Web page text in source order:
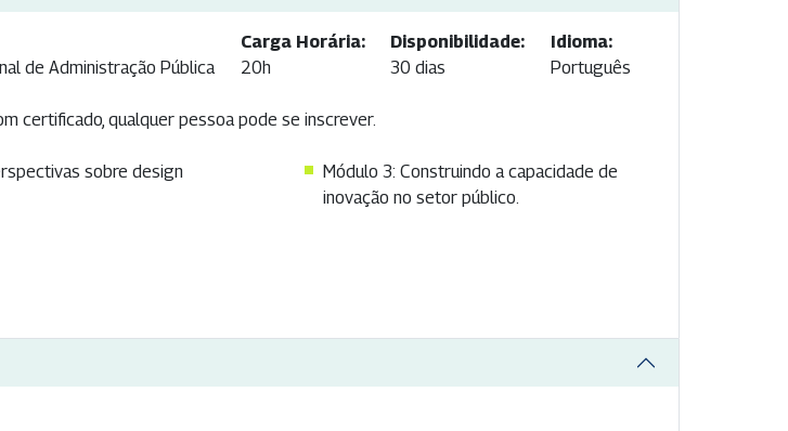
de Administração Pública
Carga Horária:
20h
Disponibilidade:
30 dias
Idioma:
Português
certificado, qualquer pessoa pode se inscrever.
sobre design
Módulo 3: Construindo a capacidade de
inovação no setor público.